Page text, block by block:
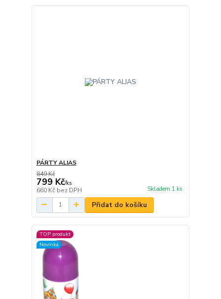
PÁRTY ALIAS
849 Kč
799 Kč/ks
660 Kč bez DPH Skladem 1 ks
Přidat do košíku
TOP produkt
Novinka